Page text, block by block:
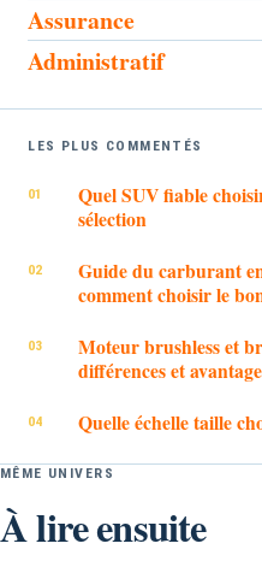
Assurance
Administratif
LES PLUS COMMENTÉS
Quel SUV fiable
sélection
Guide du carburant
comment choisir le
Moteur brushless et
différences et
Quelle échelle taille
MÊME UNIVERS
À lire ensuite